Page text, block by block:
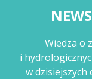
Wiedza o
i
w